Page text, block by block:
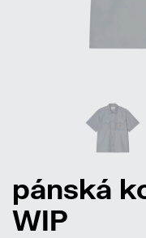
pánská
WIP